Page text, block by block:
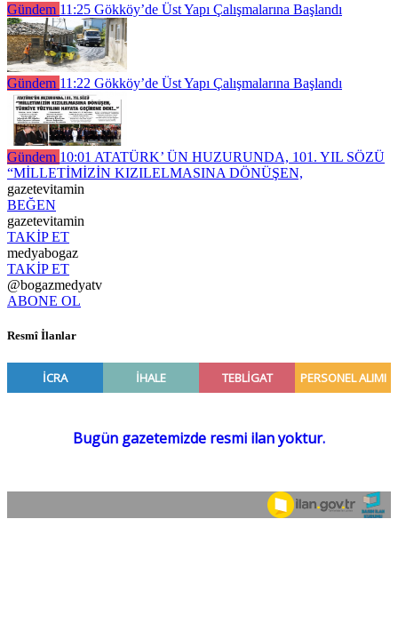
Gündem 11:25 Gökköy’de Üst Yapı Çalışmalarına Başlandı
Gündem 11:22 Gökköy’de Üst Yapı Çalışmalarına Başlandı
Gündem 10:01 ATATÜRK’ ÜN HUZURUNDA, 101. YIL SÖZÜ
“MİLLETİMİZİN KIZILELMASINA DÖNÜŞEN,
gazetevitamin
BEĞEN
gazetevitamin
TAKİP ET
medyabogaz
TAKİP ET
@bogazmedyatv
ABONE OL
Resmî İlanlar